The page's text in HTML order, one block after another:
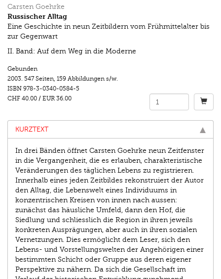
Carsten Goehrke
Russischer Alltag
Eine Geschichte in neun Zeitbildern vom Frühmittelalter bis
zur Gegenwart
II. Band: Auf dem Weg in die Moderne
Gebunden
2003. 547 Seiten, 159 Abbildungen s/w.
ISBN 978-3-0340-0584-5
CHF 40.00 / EUR 36.00
KURZTEXT
In drei Bänden öffnet Carsten Goehrke neun Zeitfenster
in die Vergangenheit, die es erlauben, charakteristische
Veränderungen des täglichen Lebens zu registrieren.
Innerhalb eines jeden Zeitbildes rekonstruiert der Autor
den Alltag, die Lebenswelt eines Individuums in
konzentrischen Kreisen von innen nach aussen:
zunächst das häusliche Umfeld, dann den Hof, die
Siedlung und schliesslich die Region in ihren jeweils
konkreten Ausprägungen, aber auch in ihren sozialen
Vernetzungen. Dies ermöglicht dem Leser, sich den
Lebens- und Vorstellungswelten der Angehörigen einer
bestimmten Schicht oder Gruppe aus deren eigener
Perspektive zu nähern. Da sich die Gesellschaft im